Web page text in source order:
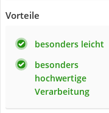
Vorteile
besonders leicht
besonders
hochwertige
Verarbeitung